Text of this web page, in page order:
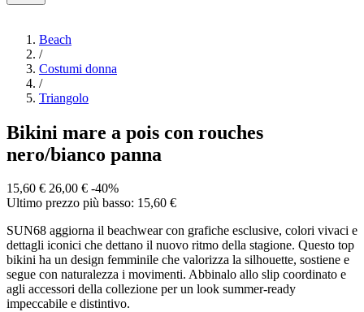
Beach
/
Costumi donna
/
Triangolo
Bikini mare a pois con rouches
nero/bianco panna
15,60 € 26,00 € -40%
Ultimo prezzo più basso: 15,60 €
SUN68 aggiorna il beachwear con grafiche esclusive, colori vivaci e
dettagli iconici che dettano il nuovo ritmo della stagione. Questo top
bikini ha un design femminile che valorizza la silhouette, sostiene e
segue con naturalezza i movimenti. Abbinalo allo slip coordinato e
agli accessori della collezione per un look summer-ready
impeccabile e distintivo.